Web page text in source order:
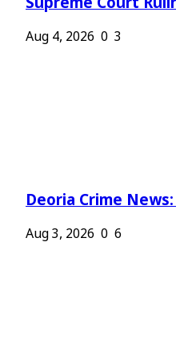
Supreme Court
Aug 4, 2026 0 3
Deoria Crime News:
Aug 3, 2026 0 6